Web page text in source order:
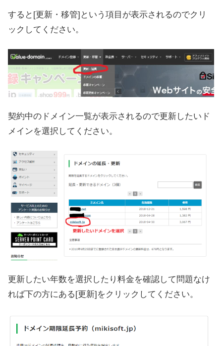
すると[更新・移管]という項目が表示されるのでクリ
ックしてください。
契約中のドメイン一覧が表示されるので更新したいド
メインを選択してください。
更新したい年数を選択したり料金を確認して問題なけ
れば下の方にある[更新]をクリックしてください。